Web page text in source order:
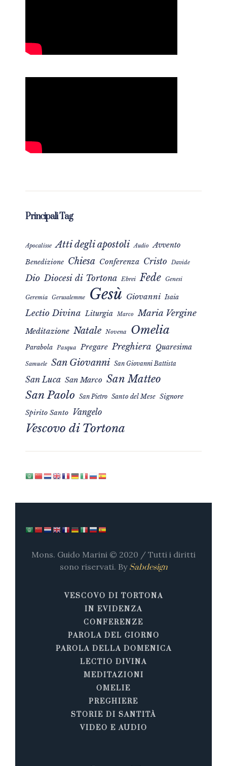
Principali Tag
Apocalisse Atti degli apostoli Audio Avvento
Benedizione Chiesa Conferenza Cristo Davide
Dio Diocesi di Tortona Ebrei Fede Genesi
Geremia Gerusalemme Gesù Giovanni Isaia
Lectio Divina Liturgia Marco Maria Vergine
Meditazione Natale Novena Omelia
Parabola Pasqua Pregare Preghiera Quaresima
Samuele San Giovanni San Giovanni Battista
San Luca San Marco San Matteo
San Paolo San Pietro Santo del Mese Signore
Spirito Santo Vangelo
Vescovo di Tortona
Mons. Guido Marini © 2020 / Tutti i diritti
sono riservati. By Sabdesign
VESCOVO DI TORTONA
IN EVIDENZA
CONFERENZE
PAROLA DEL GIORNO
PAROLA DELLA DOMENICA
LECTIO DIVINA
MEDITAZIONI
OMELIE
PREGHIERE
STORIE DI SANTITÀ
VIDEO E AUDIO